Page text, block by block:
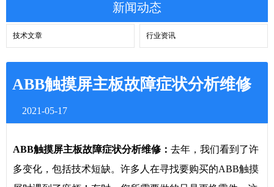
新闻动态
技术文章 行业资讯
ABB触摸屏主板故障症状分析维修
2021-05-17
ABB触摸屏主板故障症状分析维修： 去年，我们看到了许
多变化，包括技术短缺。许多人在寻找要购买的ABB触摸